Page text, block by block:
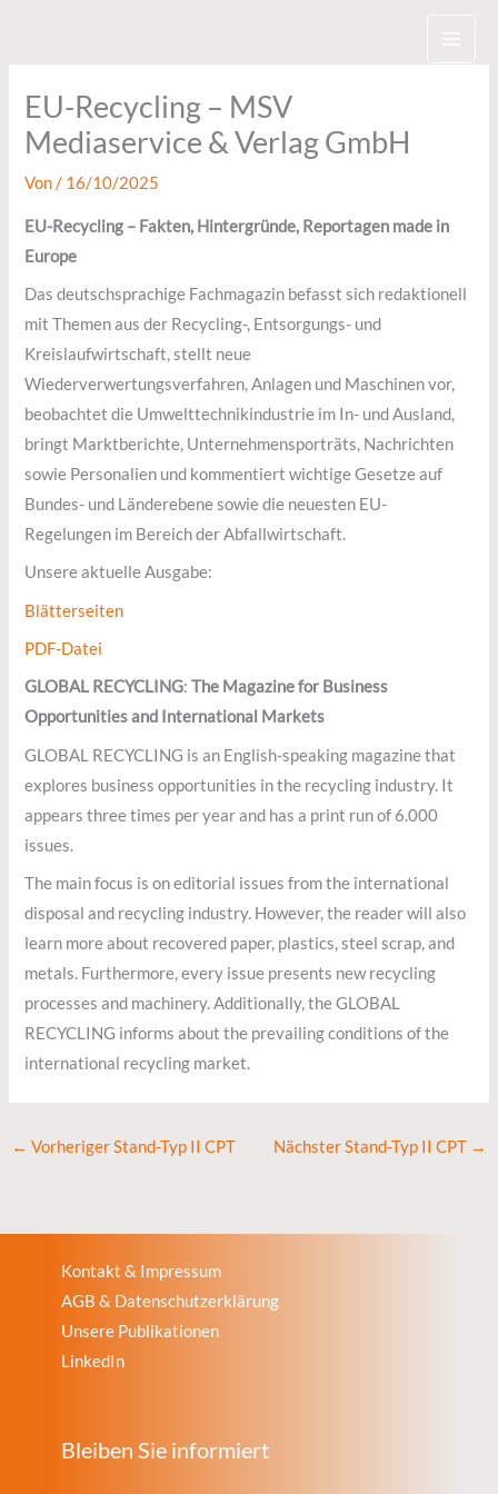
EU-Recycling – MSV
Mediaservice & Verlag GmbH
Von/ 16/10/2025
EU-Recycling – Fakten, Hintergründe, Reportagen made in
Europe
Das deutschsprachige Fachmagazin befasst sich redaktionell
mit Themen aus der Recycling-, Entsorgungs- und
Kreislaufwirtschaft, stellt neue
Wiederverwertungsverfahren, Anlagen und Maschinen vor,
beobachtet die Umwelttechnikindustrie im In- und Ausland,
bringt Marktberichte, Unternehmensporträts, Nachrichten
sowie Personalien und kommentiert wichtige Gesetze auf
Bundes- und Länderebene sowie die neuesten EU-
Regelungen im Bereich der Abfallwirtschaft.
Unsere aktuelle Ausgabe:
Blätterseiten
PDF-Datei
GLOBAL RECYCLING:The Magazine for Business
Opportunities and International Markets
GLOBAL RECYCLING is an English-speaking magazine that
explores business opportunities in the recycling industry. It
appears three times per year and has a print run of 6.000
issues.
The main focus is on editorial issues from the international
disposal and recycling industry. However, the reader will also
learn more about recovered paper, plastics, steel scrap, and
metals. Furthermore, every issue presents new recycling
processes and machinery. Additionally, the GLOBAL
RECYCLING informs about the prevailing conditions of the
international recycling market.
← Vorheriger Stand-Typ II CPT Nächster Stand-Typ II CPT →
Kontakt & Impressum
AGB & Datenschutzerklärung
Unsere Publikationen
LinkedIn
Bleiben Sie informiert